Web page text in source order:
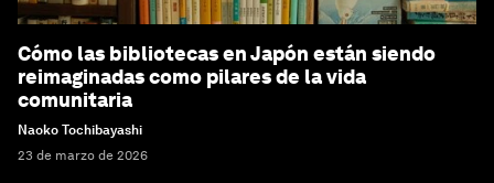
Cómo las bibliotecas en Japón están siendo
reimaginadas como pilares de la vida
comunitaria
Naoko Tochibayashi
23 de marzo de 2026